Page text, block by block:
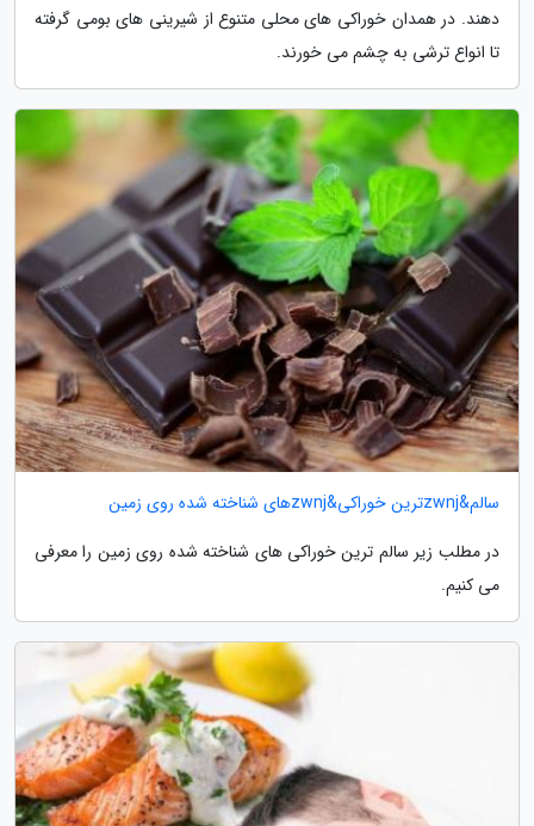
دهند. در همدان خوراکی های محلی متنوع از شیرینی های بومی گرفته
تا انواع ترشی به چشم می خورند.
سالم&zwnjترین خوراکی&zwnjهای شناخته شده روی زمین
در مطلب زیر سالم ترین خوراکی های شناخته شده روی زمین را معرفی
می کنیم.